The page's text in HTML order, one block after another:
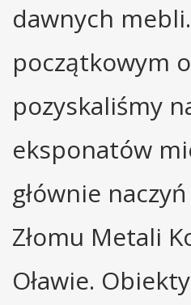
dawnych
początkowym
pozyskaliśmy
eksponatów
głównie
Złomu Metali
Oławie. Obiekty